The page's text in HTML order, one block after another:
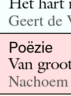
Geert de
Poëzie
Van